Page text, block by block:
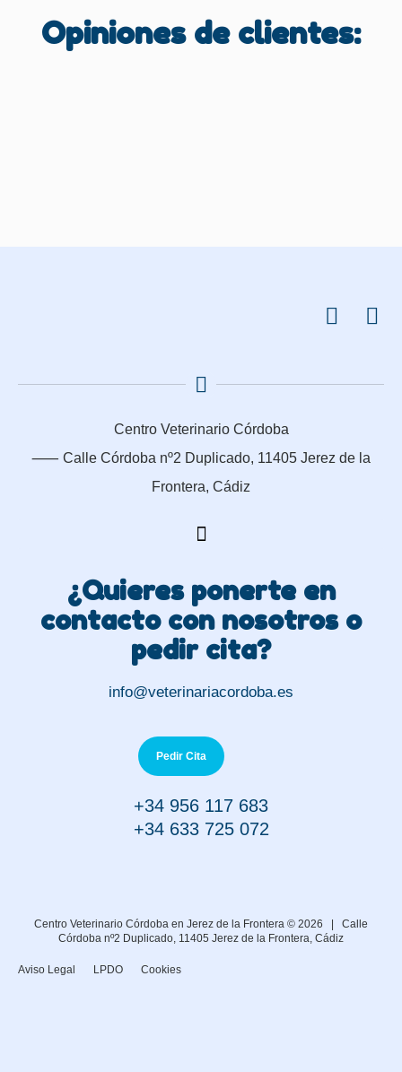
Opiniones de clientes:
Centro Veterinario Córdoba
⸺ Calle Córdoba nº2 Duplicado, 11405 Jerez de la
Frontera, Cádiz
¿Quieres ponerte en
contacto con nosotros o
pedir cita?
info@veterinariacordoba.es
Pedir Cita
+34 956 117 683
+34 633 725 072
Centro Veterinario Córdoba en Jerez de la Frontera © 2026 | Calle
Córdoba nº2 Duplicado, 11405 Jerez de la Frontera, Cádiz
Aviso Legal LPDO Cookies